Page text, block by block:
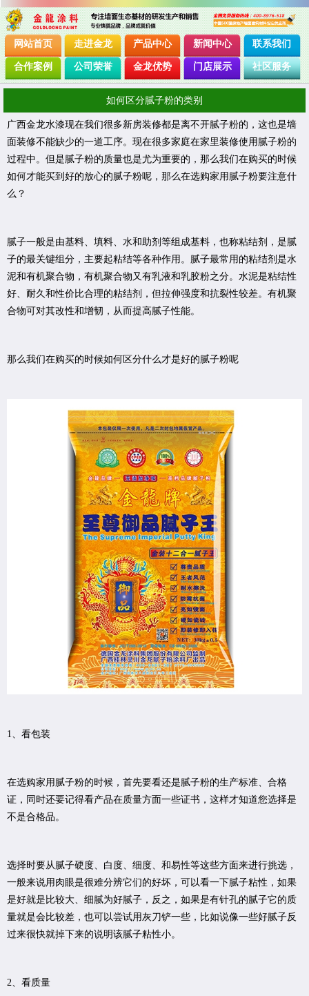
网站首页 走进金龙 产品中心 新闻中心 联系我们
合作案例 公司荣誉 金龙优势 门店展示 社区服务
如何区分腻子粉的类别
广西金龙水漆现在我们很多新房装修都是离不开腻子粉的，这也是墙
面装修不能缺少的一道工序。现在很多家庭在家里装修使用腻子粉的
过程中。但是腻子粉的质量也是尤为重要的，那么我们在购买的时候
如何才能买到好的放心的腻子粉呢，那么在选购家用腻子粉要注意什
么？
腻子一般是由基料、填料、水和助剂等组成基料，也称粘结剂，是腻
子的最关键组分，主要起粘结等各种作用。腻子最常用的粘结剂是水
泥和有机聚合物，有机聚合物又有乳液和乳胶粉之分。水泥是粘结性
好、耐久和性价比合理的粘结剂，但拉伸强度和抗裂性较差。有机聚
合物可对其改性和增韧，从而提高腻子性能。
那么我们在购买的时候如何区分什么才是好的腻子粉呢
1、看包装
在选购家用腻子粉的时候，首先要看还是腻子粉的生产标准、合格
证，同时还要记得看产品在质量方面一些证书，这样才知道您选择是
不是合格品。
选择时要从腻子硬度、白度、细度、和易性等这些方面来进行挑选，
一般来说用肉眼是很难分辨它们的好坏，可以看一下腻子粘性，如果
是好就是比较大、细腻为好腻子，反之，如果是有针孔的腻子它的质
量就是会比较差，也可以尝试用灰刀铲一些，比如说像一些好腻子反
过来很快就掉下来的说明该腻子粘性小。
2、看质量